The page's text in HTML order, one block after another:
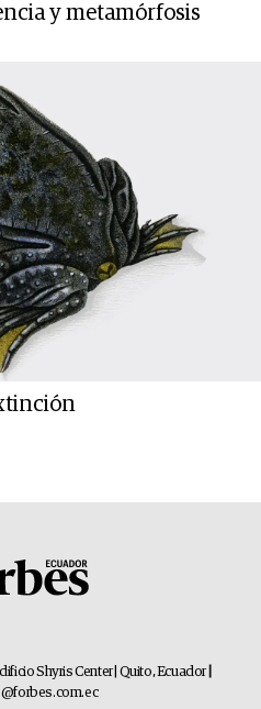
y metamórfosis
Shyris Center | Quito, Ecuador